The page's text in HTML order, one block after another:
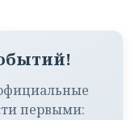
первыми: